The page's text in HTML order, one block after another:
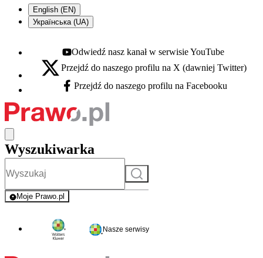
English (EN)
Українська (UA)
Youtube - otwiera się w nowej karcie
Odwiedź nasz kanał w serwisie YouTube
X - otwiera się w nowej karcie
Przejdź do naszego profilu na X (dawniej Twitter)
Facebook - otwiera się w nowej karcie
Przejdź do naszego profilu na Facebooku
Wyszukiwarka
Szukaj
Moje Prawo.pl
- rejestracja i logowanie do serwisu
Nasze serwisy